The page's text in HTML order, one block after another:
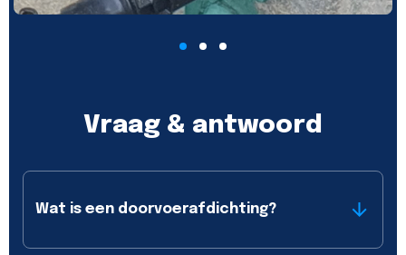
Vraag & antwoord
Wat is een doorvoerafdichting?